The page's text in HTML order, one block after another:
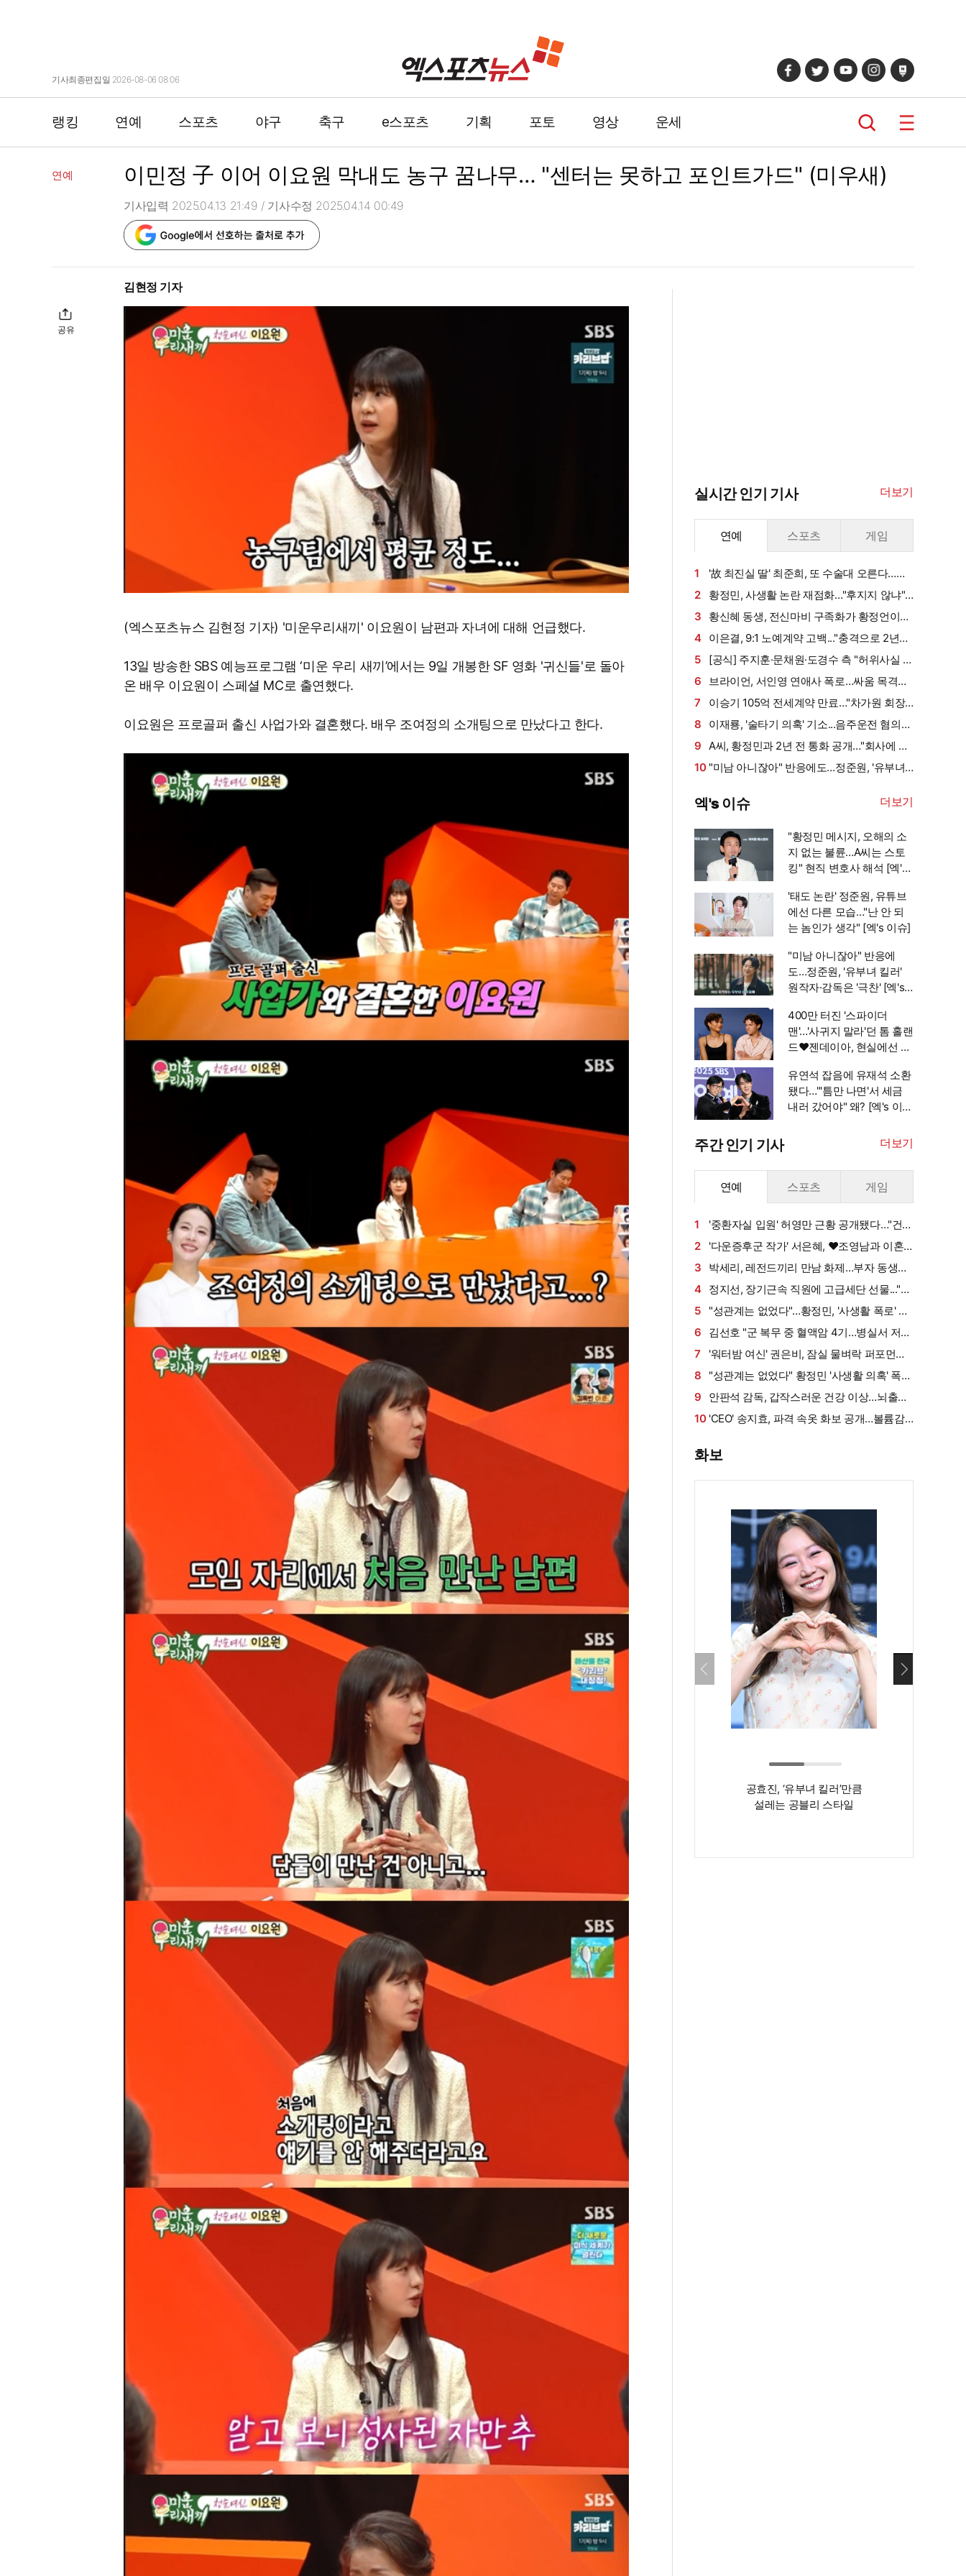
기사최종편집일 2026-08-06 08:06
랭킹 연예 스포츠 야구 축구 e스포츠 기획 포토 영상 운세
연예 이민정 子 이어 이요원 막내도 농구 꿈나무… "센터는 못하고 포인트가드" (미우새)
기사입력 2025.04.13 21:49 / 기사수정 2025.04.14 00:49
공유
김현정 기자
(엑스포츠뉴스 김현정 기자) '미운우리새끼' 이요원이 남편과 자녀에 대해 언급했다.
13일 방송한 SBS 예능프로그램 ‘미운 우리 새끼’에서는 9일 개봉한 SF 영화 '귀신들'로 돌아
온 배우 이요원이 스페셜 MC로 출연했다.
이요원은 프로골퍼 출신 사업가와 결혼했다. 배우 조여정의 소개팅으로 만났다고 한다.
실시간 인기 기사 더보기
연예 스포츠 게임
1
'故 최진실 딸' 최준희, 또 수술대 오른다…성
형 예고
2
황정민, 사생활 논란 재점화…"후지지 않냐"
녹취·77차례 통화까지 '폭로는 계속' [엑's 이슈]
3
황신혜 동생, 전신마비 구족화가 황정언이었
다…"아내 고마워" (같이 삽시다)
4
이은결, 9:1 노예계약 고백..."충격으로 2년간
폐인처럼 지내" (유퀴즈)
5
[공식] 주지훈·문채원·도경수 측 "허위사실 유
포, 비방, 성희롱 강경 대응"
6
브라이언, 서인영 연애사 폭로…싸움 목격담
공개 "사람 죽이는 줄" (개과천선)
7
이승기 105억 전세계약 만료…"차가원 회장,
보증금 안 주면 법적 조치"
8
이재룡, '술타기 의혹' 기소...음주운전 혐의는
제외됐다
9 A씨, 황정민과 2년 전 통화 공개…"회사에 전
화 안했지?" 두 차례 확인 주장 [엑's 이슈]
10 "미남 아니잖아" 반응에도…정준원, '유부녀
엑's 이슈 더보기
"황정민 메시지, 오해의 소
지 없는 불륜…A씨는 스토
킹" 현직 변호사 해석 [엑's
'태도 논란' 정준원, 유튜브
에선 다른 모습…"난 안 되
는 놈인가 생각" [엑's 이슈]
"미남 아니잖아" 반응에
도…정준원, '유부녀 킬러'
원작자·감독은 '극찬' [엑's
400만 터진 '스파이더
맨'…'사귀지 말라'던 톰 홀랜
드♥젠데이아, 현실에선 부
유연석 잡음에 유재석 소환
됐다…"'틈만 나면'서 세금
내러 갔어야" 왜? [엑's 이
주간 인기 기사 더보기
연예 스포츠 게임
1
'중환자실 입원' 허영만 근황 공개됐다…"건강
회복 위해 노력 중" [엑's 이슈]
2
'다운증후군 작가' 서은혜, ♥조영남과 이혼
설 확산에 결국 입 열었다
3
박세리, 레전드끼리 만남 화제…부자 동생에
게 밥 샀다가 '반전'
4
정지선, 장기근속 직원에 고급세단 선물..."차
부담되면 명품백도 가능" (사당귀)[전일야화]
5
"성관계는 없었다"…황정민, '사생활 폭로' A
씨와 4번 만났다 (사건반장)
6
김선호 "군 복무 중 혈액암 4기…병실서 저만
살아남았다" (내 남은 연애)
7
'워터밤 여신' 권은비, 잠실 물벼락 퍼포먼스
'후끈'…두산 승리요정 등극
8
"성관계는 없었다" 황정민 '사생활 의혹' 폭로
자, 만남 경위 공개
9
안판석 감독, 갑작스러운 건강 이상…뇌출혈
로 쓰러져
10 'CEO' 송지효, 파격 속옷 화보 공개…볼륨감·
화보
공효진, ‘유부녀 킬러’만큼
설레는 공블리 스타일